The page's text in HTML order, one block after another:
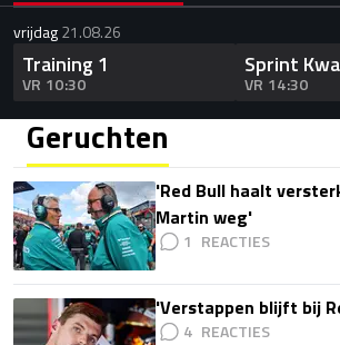
vrijdag21.08.26
Training 1
VR 10:30
Sprint
VR 14:30
Geruchten
'Red Bull haalt
Martin weg'
1
'Verstappen blijft bij
4